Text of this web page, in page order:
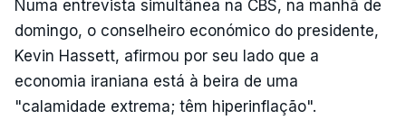
Numa entrevista simultânea na CBS, na manhã de
domingo, o conselheiro económico do presidente,
Kevin Hassett, afirmou por seu lado que a
economia iraniana está à beira de uma
"calamidade extrema; têm hiperinflação".